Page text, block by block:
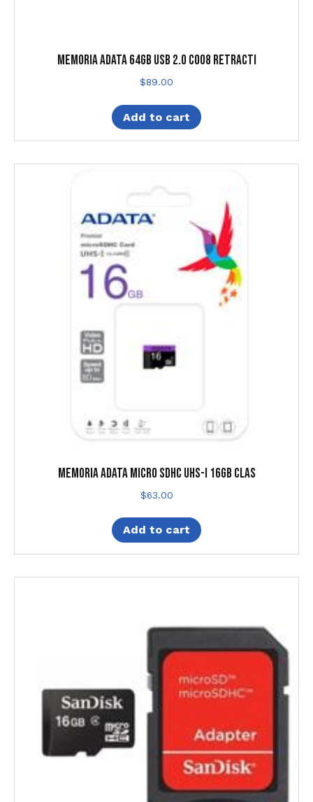
MEMORIA ADATA 64GB USB 2.0 C008 RETRACTI
$89.00
Add to cart
MEMORIA ADATA MICRO SDHC UHS-I 16GB CLAS
$63.00
Add to cart